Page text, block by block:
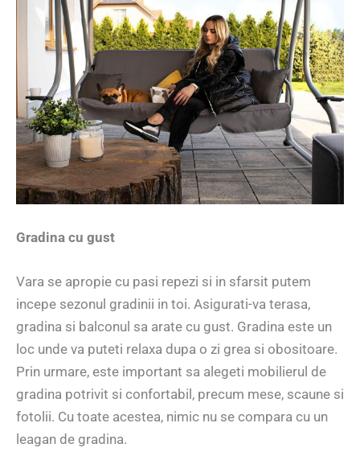
Gradina cu gust
Vara se apropie cu pasi repezi si in sfarsit putem
incepe sezonul gradinii in toi. Asigurati-va terasa,
gradina si balconul sa arate cu gust. Gradina este un
loc unde va puteti relaxa dupa o zi grea si obositoare.
Prin urmare, este important sa alegeti mobilierul de
gradina potrivit si confortabil, precum mese, scaune si
fotolii. Cu toate acestea, nimic nu se compara cu un
leagan de gradina.